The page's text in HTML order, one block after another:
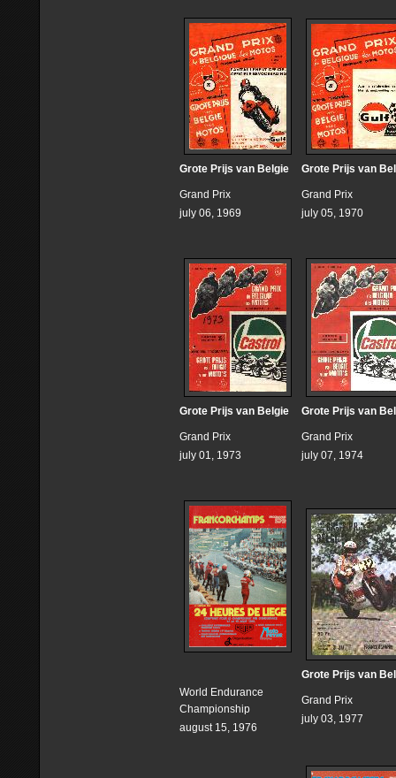
Grote Prijs van Belgie
Grand Prix
july 06, 1969
Grote Prijs van
Grand Prix
july 05, 1970
Grote Prijs van Belgie
Grand Prix
july 01, 1973
Grote Prijs van
Grand Prix
july 07, 1974
World Endurance
Championship
august 15, 1976
Grote Prijs van
Grand Prix
july 03, 1977